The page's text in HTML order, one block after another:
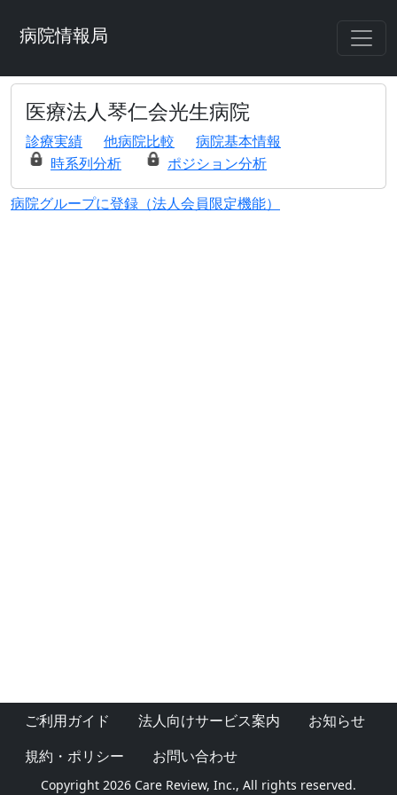
病院情報局
医療法人琴仁会光生病院
診療実績 他病院比較
病院基本情報
時系列分析
ポジション分析
病院グループに登録（法人会員限定機能）
ご利用ガイド 法人向けサービス案内
お知らせ
規約・ポリシー
お問い合わせ
Copyright 2026 Care Review, Inc., All rights reserved.